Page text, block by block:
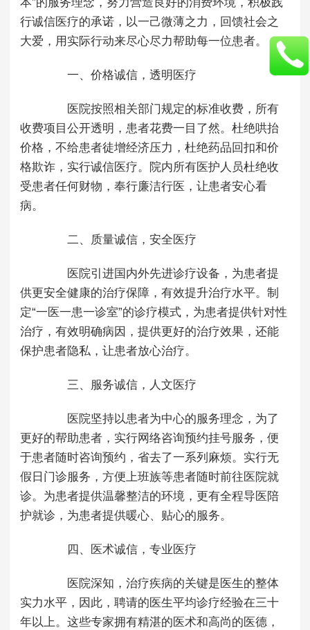
行诚信医疗的承诺，以一己微薄之力，回馈社会之
大爱，用实际行动来尽心尽力帮助每一位患者。
一、价格诚信，透明医疗
医院按照相关部门规定的标准收费，所有
收费项目公开透明，患者花费一目了然。杜绝哄抬
价格，不给患者徒增经济压力，杜绝药品回扣和价
格欺诈，实行诚信医疗。院内所有医护人员杜绝收
受患者任何财物，奉行廉洁行医，让患者安心看
病。
二、质量诚信，安全医疗
医院引进国内外先进诊疗设备，为患者提
供更安全健康的治疗保障，有效提升治疗水平。制
定“一医一患一诊室”的诊疗模式，为患者提供针对性
治疗，有效明确病因，提供更好的治疗效果，还能
保护患者隐私，让患者放心治疗。
三、服务诚信，人文医疗
医院坚持以患者为中心的服务理念，为了
更好的帮助患者，实行网络咨询预约挂号服务，便
于患者随时咨询预约，省去了一系列麻烦。实行无
假日门诊服务，方便上班族等患者随时前往医院就
诊。为患者提供温馨整洁的环境，更有全程导医陪
护就诊，为患者提供暖心、贴心的服务。
四、医术诚信，专业医疗
医院深知，治疗疾病的关键是医生的整体
实力水平，因此，聘请的医生平均诊疗经验在三十
年以上。这些专家拥有精湛的医术和高尚的医德，